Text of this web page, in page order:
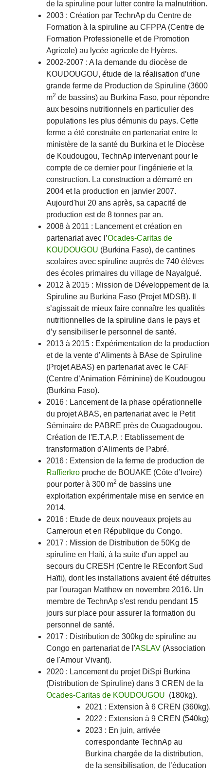
de la spiruline pour lutter contre la malnutrition.
2003 : Création par TechnAp du Centre de
Formation à la spiruline au CFPPA (Centre de
Formation Professionelle et de Promotion
Agricole) au lycée agricole de Hyères.
2002-2007 : A la demande du diocèse de
KOUDOUGOU, étude de la réalisation d’une
grande ferme de Production de Spiruline (3600
m2 de bassins) au Burkina Faso, pour répondre
aux besoins nutritionnels en particulier des
populations les plus démunis du pays. Cette
ferme a été construite en partenariat entre le
ministère de la santé du Burkina et le Diocèse
de Koudougou, TechnAp intervenant pour le
compte de ce dernier pour l'ingénierie et la
construction. La construction a démarré en
2004 et la production en janvier 2007.
Aujourd'hui 20 ans après, sa capacité de
production est de 8 tonnes par an.
2008 à 2011 : Lancement et création en
partenariat avec l’Ocades-Caritas de
KOUDOUGOU (Burkina Faso), de cantines
scolaires avec spiruline auprès de 740 élèves
des écoles primaires du village de Nayalgué.
2012 à 2015 : Mission de Développement de la
Spiruline au Burkina Faso (Projet MDSB). Il
s’agissait de mieux faire connaître les qualités
nutritionnelles de la spiruline dans le pays et
d’y sensibiliser le personnel de santé.
2013 à 2015 : Expérimentation de la production
et de la vente d’Aliments à BAse de Spiruline
(Projet ABAS) en partenariat avec le CAF
(Centre d’Animation Féminine) de Koudougou
(Burkina Faso).
2016 : Lancement de la phase opérationnelle
du projet ABAS, en partenariat avec le Petit
Séminaire de PABRE près de Ouagadougou.
Création de l'E.T.A.P. : Etablissement de
transformation d'Aliments de Pabré.
2016 : Extension de la ferme de production de
Raffierkro proche de BOUAKE (Côte d’Ivoire)
pour porter à 300 m2 de bassins une
exploitation expérimentale mise en service en
2014.
2016 : Etude de deux nouveaux projets au
Cameroun et en République du Congo.
2017 : Mission de Distribution de 50Kg de
spiruline en Haïti, à la suite d'un appel au
secours du CRESH (Centre le REconfort Sud
Haïti), dont les installations avaient été détruites
par l'ouragan Matthew en novembre 2016. Un
membre de TechnAp s'est rendu pendant 15
jours sur place pour assurer la formation du
personnel de santé.
2017 : Distribution de 300kg de spiruline au
Congo en partenariat de l'ASLAV (Association
de l'Amour Vivant).
2020 : Lancement du projet DiSpi Burkina
(Distribution de Spiruline) dans 3 CREN de la
Ocades-Caritas de KOUDOUGOU (180kg).
2021 : Extension à 6 CREN (360kg).
2022 : Extension à 9 CREN (540kg)
2023 : En juin, arrivée
correspondante TechnAp au
Burkina chargée de la distribution,
de la sensibilisation, de l’éducation